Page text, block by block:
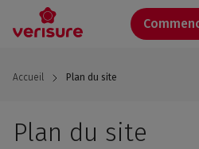
contenu
Accueil Plan du site
Plan du site